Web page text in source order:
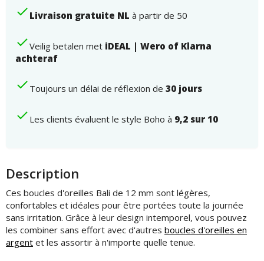
argent
numéro
torsadé
Livraison gratuite NL à partir de 50
Veilig betalen met iDEAL | Wero of Klarna
achteraf
Toujours un délai de réflexion de 30 jours
Les clients évaluent le style Boho à 9,2 sur 10
Description
Ces boucles d'oreilles Bali de 12 mm sont légères,
confortables et idéales pour être portées toute la journée
sans irritation. Grâce à leur design intemporel, vous pouvez
les combiner sans effort avec d'autres boucles d'oreilles en
argent et les assortir à n'importe quelle tenue.